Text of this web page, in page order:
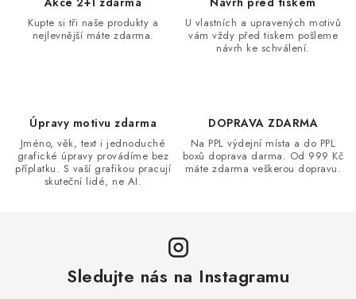
y
Kupte si tři naše produkty a
nejlevnější máte zdarma.
U vlastních a upravených motivů
vám vždy před tiskem pošleme
návrh ke schválení.
Úpravy motivu zdarma
Jméno, věk, text i jednoduché
grafické úpravy provádíme bez
příplatku. S vaší grafikou pracují
skuteční lidé, ne AI.
DOPRAVA ZDARMA
Na PPL výdejní místa a do PPL
boxů doprava darma. Od 999 Kč
máte zdarma veškerou dopravu.
Sledujte nás na Instagramu